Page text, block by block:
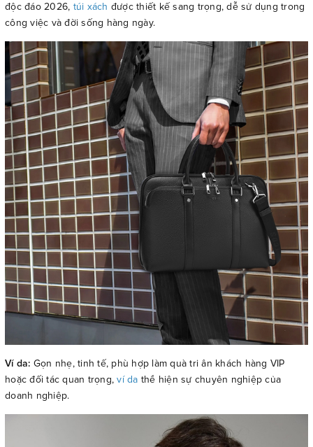
độc đáo 2026, túi xách được thiết kế sang trọng, dễ sử dụng trong
công việc và đời sống hàng ngày.
Ví da: Gọn nhẹ, tinh tế, phù hợp làm quà tri ân khách hàng VIP
hoặc đối tác quan trọng,ví da thể hiện sự chuyên nghiệp của
doanh nghiệp.